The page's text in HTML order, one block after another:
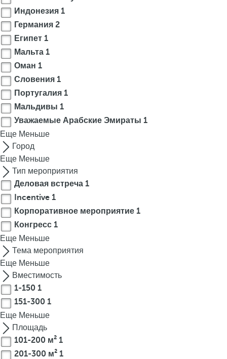
r
o
w
k
e
y
t
o
a
v
i
g
a
t
e
t
o
t
h
e
f
i
s
t
o
p
t
Индонезия 1
Германия 2
Египет 1
Мальта 1
Оман 1
Словения 1
Португалия 1
Мальдивы 1
Уважаемые Арабские Эмираты 1
Еще Меньше
Город
Еще Меньше
Тип мероприятия
Деловая встреча 1
Incentive 1
Корпоративное мероприятие 1
Конгресс 1
Еще Меньше
Тема мероприятия
Еще Меньше
Вместимость
1-150 1
151-300 1
Еще Меньше
Площадь
101-200 м² 1
201-300 м² 1